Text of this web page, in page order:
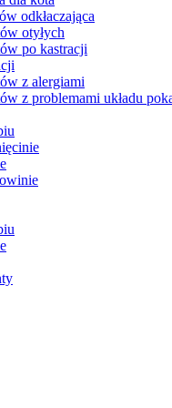
odkłaczająca
otyłych
po kastracji
z alergiami
z problemami układu